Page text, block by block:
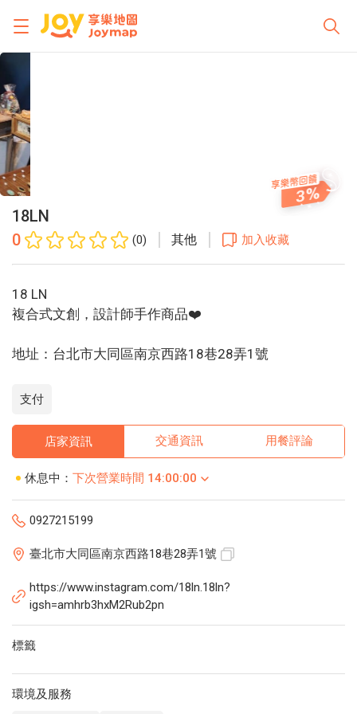
18LN
0
(0) 其他 加入收藏
3
18 LN
複合式文創，設計師手作商品❤️
地址：台北市大同區南京西路18巷28弄1號
支付
店家資訊 交通資訊 用餐評論
休息中： 下次營業時間 14:00:00
0927215199
臺北市大同區南京西路18巷28弄1號
https://www.instagram.com/18ln.18ln?
igsh=amhrb3hxM2Rub2pn
標籤
環境及服務